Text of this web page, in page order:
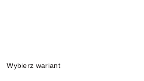
Wybierz wariant